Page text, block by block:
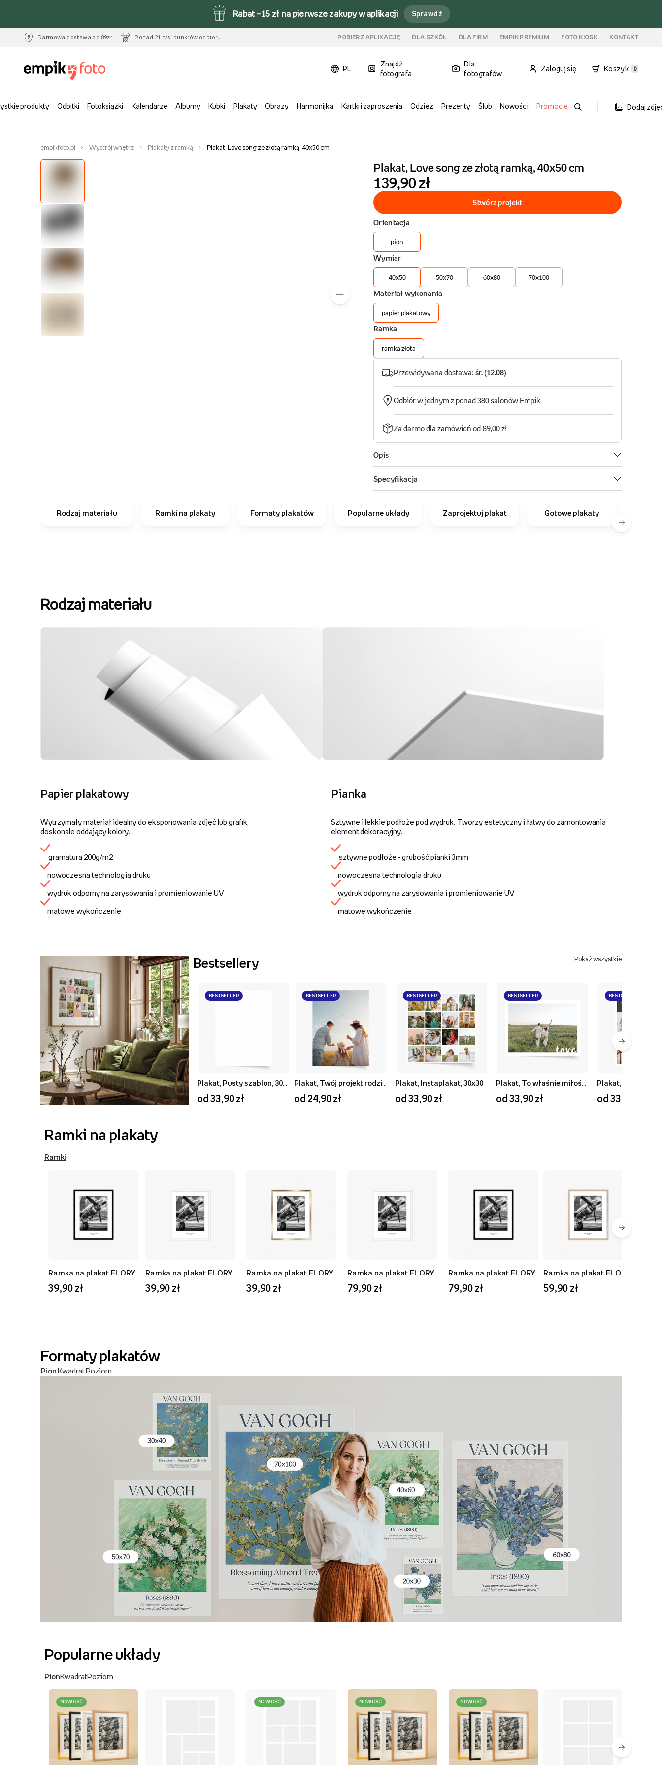
Rabat –15 zł na pierwsze zakupy w aplikacji Sprawdź
Darmowa dostawa od 89zł Ponad 21 tys. punktów odbioru POBIERZ APLIKACJĘ DLA SZKÓŁ DLA FIRM EMPIK PREMIUM FOTO KIOSK KONTAKT
PL
Znajdź
fotografa
Dla
fotografów
Zaloguj się Koszyk 0
produkty Odbitki Fotoksiążki Kalendarze Albumy Kubki Plakaty Obrazy Harmonijka Kartki i zaproszenia Odzież Prezenty Ślub Nowości Promocje Dodaj
empikfoto.pl Wystrój wnętrz Plakaty z ramką Plakat, Love song ze złotą ramką, 40x50 cm
Rodzaj materiału Ramki na plakaty Formaty plakatów Popularne układy Zaprojektuj plakat Gotowe plakaty
Rodzaj materiału
Papier plakatowy
Wytrzymały materiał idealny do eksponowania zdjęć lub grafik,
doskonale oddający kolory.
gramatura 200g/m2
nowoczesna technologia druku
wydruk odporny na zarysowania i promieniowanie UV
matowe wykończenie
Pianka
Sztywne i lekkie podłoże pod wydruk. Tworzy estetyczny i łatwy do zamontowania
element dekoracyjny.
sztywne podłoże - grubość pianki 3mm
nowoczesna technologia druku
wydruk odporny na zarysowania i promieniowanie UV
matowe wykończenie
Bestsellery Pokaż wszystkie
BESTSELLER
od 33,90 zł
BESTSELLER
od 24,90 zł
BESTSELLER
Plakat, Instaplakat, 30x30
od 33,90 zł
BESTSELLER
od 33,90 zł
BESTSELLER
od 33,90 zł
Ramki na plakaty
Ramki
39,90 zł 39,90 zł 39,90 zł 79,90 zł 79,90 zł 59,90 zł
Formaty plakatów
PionKwadratPoziom
Popularne układy
PionKwadratPoziom
NOWOŚĆ NOWOŚĆ NOWOŚĆ NOWOŚĆ